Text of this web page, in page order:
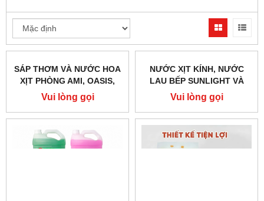
SÁP THƠM VÀ NƯỚC HOA
XỊT PHÒNG AMI, OASIS,
GLADE – ĐA DẠNG
HƯƠNG THƠM
Vui lòng gọi
NƯỚC XỊT KÍNH, NƯỚC
LAU BẾP SUNLIGHT VÀ
GIFT – LÀM SẠCH NHANH,
TIỆN DỤNG
Vui lòng gọi